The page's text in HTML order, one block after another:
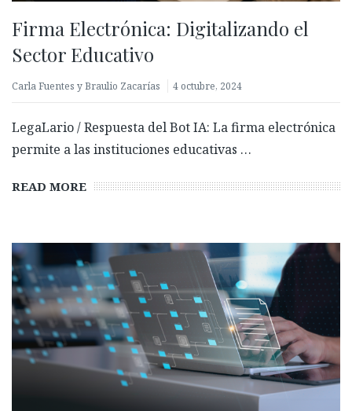
Firma Electrónica: Digitalizando el
Sector Educativo
Carla Fuentes y Braulio Zacarías 4 octubre, 2024
LegaLario / Respuesta del Bot IA: La firma electrónica
permite a las instituciones educativas …
READ MORE